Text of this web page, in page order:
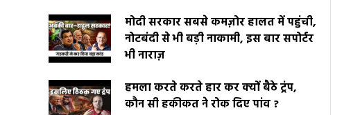
मोदी सरकार सबसे कमज़ोर हालत में पहुंची,
नोटबंदी से भी बड़ी नाकामी, इस बार सपोर्टर
भी नाराज़
हमला करते करते हार कर क्यों बैठे ट्रंप,
कौन सी हकीकत ने रोक दिए पांव ?